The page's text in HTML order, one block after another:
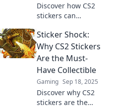
Discover how CS2
stickers can
gameplay and
elevate your style.
Unlock unique
express yourself—
level up now!
Sticker Shock:
Why CS2 Stickers
Are the Must-
Have Collectible
Gaming Sep 18, 2025
Discover why CS2
stickers are the